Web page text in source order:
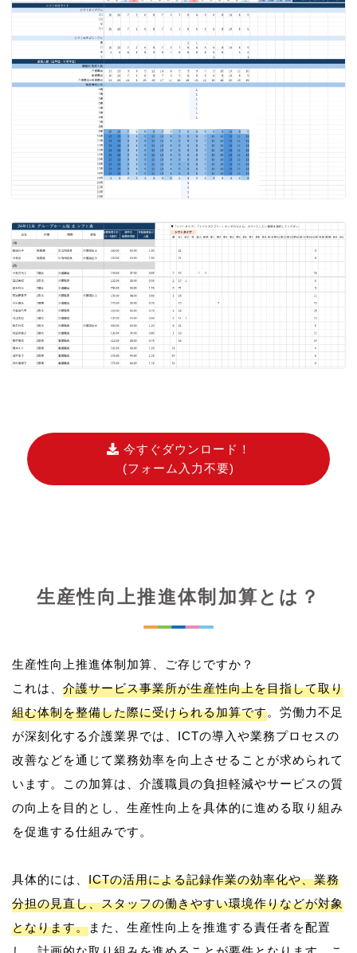
今すぐダウンロード！
(フォーム入力不要)
生産性向上推進体制加算とは？
生産性向上推進体制加算、ご存じですか？
これは、 介護サービス事業所が生産性向上を目指して取り
組む体制を整備した際に受けられる加算です。労働力不足
が深刻化する介護業界では、ICTの導入や業務プロセスの
改善などを通じて業務効率を向上させることが求められて
います。この加算は、介護職員の負担軽減やサービスの質
の向上を目的とし、生産性向上を具体的に進める取り組み
を促進する仕組みです。
具体的には、 ICTの活用による記録作業の効率化や、業務
分担の見直し、スタッフの働きやすい環境作りなどが対象
となります。また、生産性向上を推進する責任者を配置